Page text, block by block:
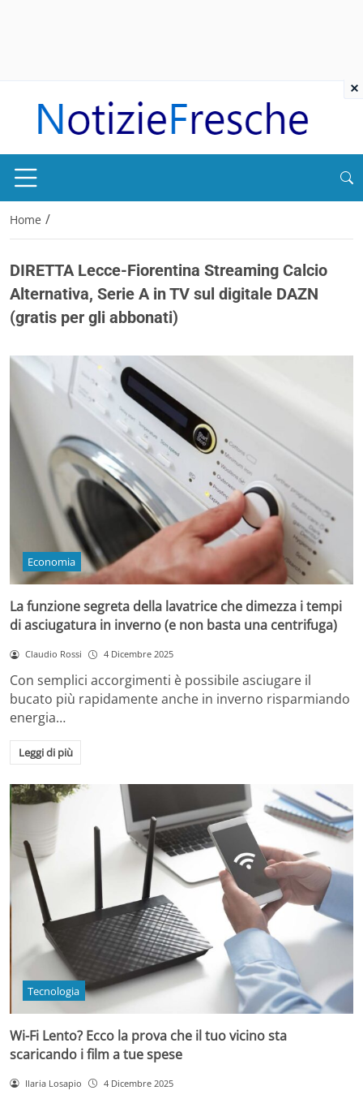
Home /
DIRETTA Lecce-Fiorentina Streaming Calcio
Alternativa, Serie A in TV sul digitale DAZN
(gratis per gli abbonati)
Economia
La funzione segreta della lavatrice che dimezza i tempi
di asciugatura in inverno (e non basta una centrifuga)
Claudio Rossi 4 Dicembre 2025
Con semplici accorgimenti è possibile asciugare il
bucato più rapidamente anche in inverno risparmiando
energia…
Leggi di più
Tecnologia
Wi-Fi Lento? Ecco la prova che il tuo vicino sta
scaricando i film a tue spese
Ilaria Losapio 4 Dicembre 2025
×